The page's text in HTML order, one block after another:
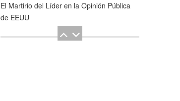
El Martirio del Líder en la Opinión Pública
de EEUU